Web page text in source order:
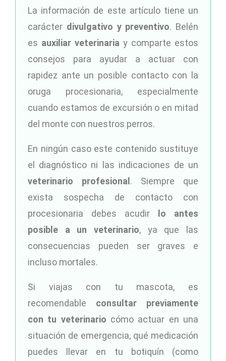
La información de este artículo tiene un
carácter divulgativo y preventivo. Belén
es auxiliar veterinaria y comparte estos
consejos para ayudar a actuar con
rapidez ante un posible contacto con la
oruga procesionaria, especialmente
cuando estamos de excursión o en mitad
del monte con nuestros perros.
En ningún caso este contenido sustituye
el diagnóstico ni las indicaciones de un
veterinario profesional . Siempre que
exista sospecha de contacto con
procesionaria debes acudir
lo antes
posible a un veterinario, ya que las
consecuencias pueden ser graves e
incluso mortales.
Si viajas con tu mascota, es
recomendable consultar previamente
con tu veterinario cómo actuar en una
situación de emergencia, qué medicación
puedes llevar en tu botiquín (como